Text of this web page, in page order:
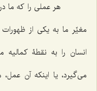
هر عملی را که ما
مغیِّر ما به یکی از
انسان را به نقطۀ کمالیه
می‌گیرد، یا اینکه آن